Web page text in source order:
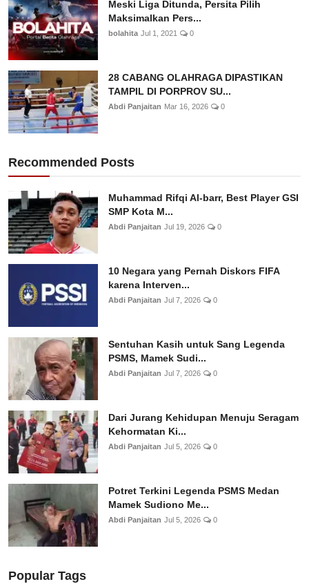
Meski Liga Ditunda, Persita Pilih
Maksimalkan Pers...
bolahita Jul 1, 2021 0
28 CABANG OLAHRAGA DIPASTIKAN
TAMPIL DI PORPROV SU...
Abdi Panjaitan Mar 16, 2026 0
Recommended Posts
Muhammad Rifqi Al-barr, Best Player GSI
SMP Kota M...
Abdi Panjaitan Jul 19, 2026 0
10 Negara yang Pernah Diskors FIFA
karena Interven...
Abdi Panjaitan Jul 7, 2026 0
Sentuhan Kasih untuk Sang Legenda
PSMS, Mamek Sudi...
Abdi Panjaitan Jul 7, 2026 0
Dari Jurang Kehidupan Menuju Seragam
Kehormatan Ki...
Abdi Panjaitan Jul 5, 2026 0
Potret Terkini Legenda PSMS Medan
Mamek Sudiono Me...
Abdi Panjaitan Jul 5, 2026 0
Popular Tags